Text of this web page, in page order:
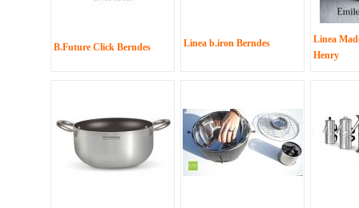
B.Future Click Berndes Linea b.iron Berndes
Linea
Henry